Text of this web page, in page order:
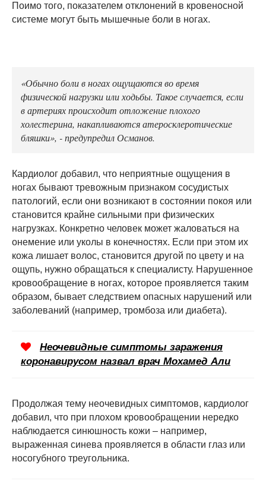
Поимо того, показателем отклонений в кровеносной
системе могут быть мышечные боли в ногах.
«Обычно боли в ногах ощущаются во время
физической нагрузки или ходьбы. Такое случается, если
в артериях происходит отложение плохого
холестерина, накапливаются атеросклеротические
бляшки», - предупредил Османов.
Кардиолог добавил, что неприятные ощущения в
ногах бывают тревожным признаком сосудистых
патологий, если они возникают в состоянии покоя или
становится крайне сильными при физических
нагрузках. Конкретно человек может жаловаться на
онемение или уколы в конечностях. Если при этом их
кожа лишает волос, становится другой по цвету и на
ощупь, нужно обращаться к специалисту. Нарушенное
кровообращение в ногах, которое проявляется таким
образом, бывает следствием опасных нарушений или
заболеваний (например, тромбоза или диабета).
Неочевидные симптомы заражения
коронавирусом назвал врач Мохамед Али
Продолжая тему неочевидных симптомов, кардиолог
добавил, что при плохом кровообращении нередко
наблюдается синюшность кожи – например,
выраженная синева проявляется в области глаз или
носогубного треугольника.